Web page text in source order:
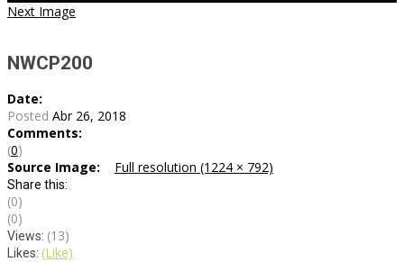
Post
Next Image
NWCP200
Date:
Posted Abr 26, 2018
Comments:
(0)
Source Image:
Full resolution (1224 × 792)
Share this:
(0)
(0)
Views: (13)
Likes: (Like)